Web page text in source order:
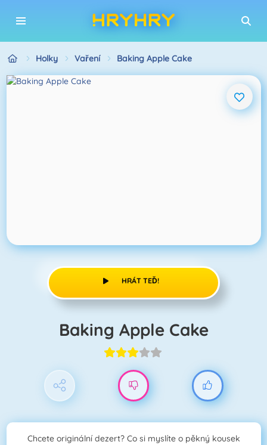
Holky Vaření Baking Apple Cake
HRÁT TEĎ!
Baking Apple Cake
Chcete originální dezert? Co si myslíte o pěkný kousek